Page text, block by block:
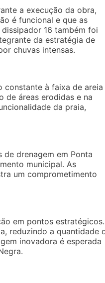
a execução da obra,
é funcional e que as
16 também foi
da estratégia de
chuvas intensas.
constante à faixa de areia
de áreas erodidas e na
da praia,
drenagem em Ponta
municipal. As
um comprometimento
em pontos estratégicos.
reduzindo a quantidade
inovadora é esperada